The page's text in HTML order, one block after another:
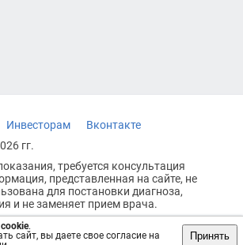
cookie.
сайт, вы даете свое согласие на
Принять
Инвесторам
Вконтакте
гг.
требуется консультация
представленная на сайте, не
для постановки диагноза,
и не заменяет прием врача.
18+